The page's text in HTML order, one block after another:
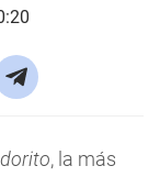
, la más